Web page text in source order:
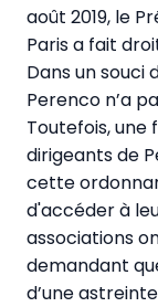
août 2019, le
Paris a fait
Dans un souci
Perenco n’a
Toutefois, une
dirigeants de
cette
d'accéder à
associations
demandant
d’une